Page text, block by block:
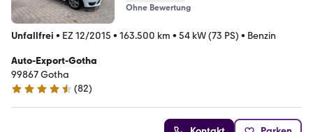
Ohne Bewertung
Unfallfrei • EZ 12/2015 • 163.500 km • 54 kW (73 PS) • Benzin
Auto-Export-Gotha
99867 Gotha
4.5 Sterne
(82)